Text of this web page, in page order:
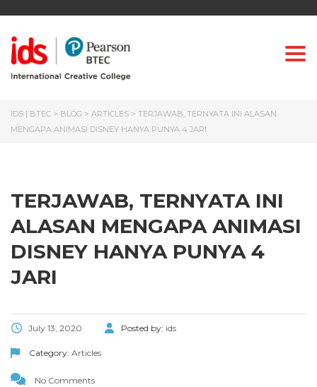
IDS | BTEC > BLOG > ARTICLES > TERJAWAB, TERNYATA INI ALASAN
MENGAPA ANIMASI DISNEY HANYA PUNYA 4 JARI
TERJAWAB, TERNYATA INI
ALASAN MENGAPA ANIMASI
DISNEY HANYA PUNYA 4
JARI
July 13, 2020 Posted by: ids
Category: Articles
No Comments